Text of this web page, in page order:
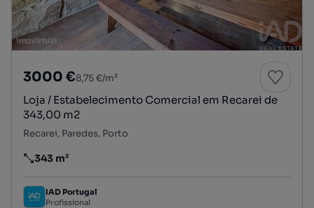
3000 €8,75 €/m²
Loja / Estabelecimento Comercial em Recarei de
343,00 m2
Recarei, Paredes, Porto
Preço por metro quadrado
343 m²
IAD Portugal
Profissional